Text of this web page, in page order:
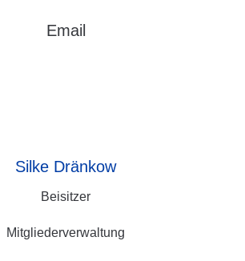
Email
Silke Dränkow
Beisitzer
Mitgliederverwaltung